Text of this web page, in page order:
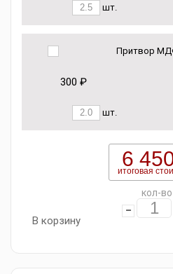
шт.
Притвор
300 ₽
шт.
6
итоговая
кол-во
В корзину